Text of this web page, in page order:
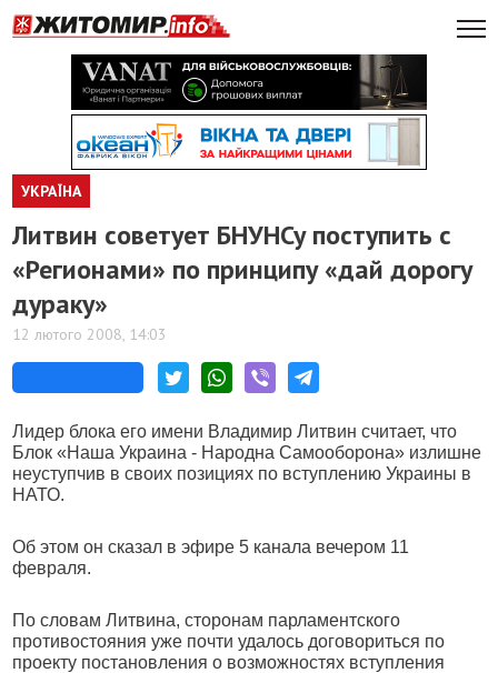
УКРАЇНА
Литвин советует БНУНСу поступить с
«Регионами» по принципу «дай дорогу
дураку»
12 лютого 2008, 14:03
Лидер блока его имени Владимир Литвин считает, что
Блок «Наша Украина - Народна Самооборона» излишне
неуступчив в своих позициях по вступлению Украины в
НАТО.
Об этом он сказал в эфире 5 канала вечером 11
февраля.
По словам Литвина, сторонам парламентского
противостояния уже почти удалось договориться по
проекту постановления о возможностях вступления